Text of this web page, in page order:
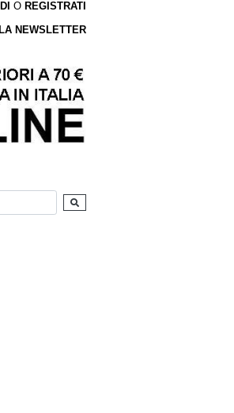
O REGISTRATI
NEWSLETTER